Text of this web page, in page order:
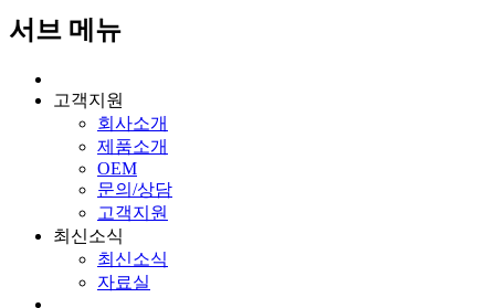
서브 메뉴
고객지원
회사소개
제품소개
OEM
문의/상담
고객지원
최신소식
최신소식
자료실